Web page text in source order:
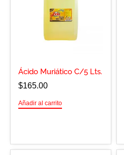
Ácido Muriático C/5 Lts.
$165.00
Añadir al carrito